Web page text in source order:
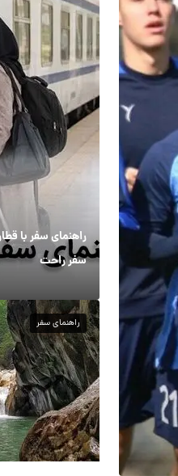
راهنمای سفر با
سفر راحت
راهنمای سفر